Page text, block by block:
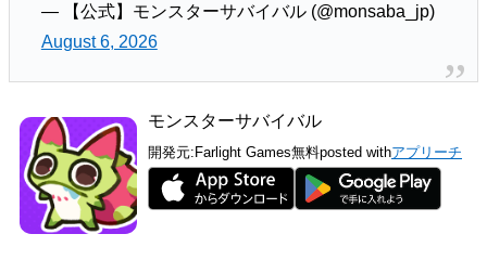
— 【公式】モンスターサバイバル (@monsaba_jp)
August 6, 2026
モンスターサバイバル
開発元: Farlight Games無料posted withアプリーチ